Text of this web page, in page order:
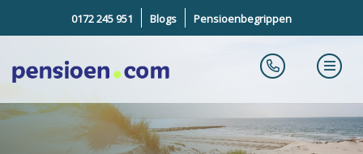
0172 245 951 Blogs Pensioenbegrippen